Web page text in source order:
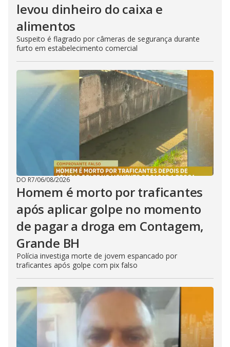
levou dinheiro do caixa e
alimentos
Suspeito é flagrado por câmeras de segurança durante
furto em estabelecimento comercial
DO R7/06/08/2026
Homem é morto por traficantes
após aplicar golpe no momento
de pagar a droga em Contagem,
Grande BH
Polícia investiga morte de jovem espancado por
traficantes após golpe com pix falso